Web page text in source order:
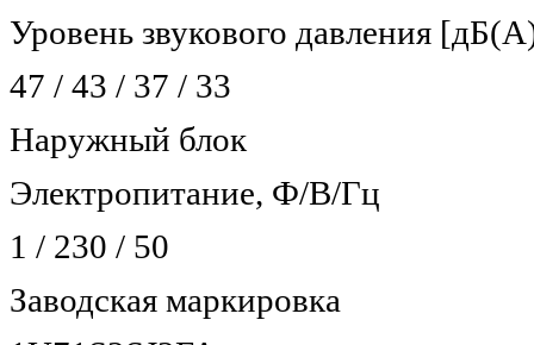
Уровень звукового давления
47 / 43 / 37 / 33
Наружный блок
Электропитание, Ф/В/Гц
1 / 230 / 50
Заводская маркировка